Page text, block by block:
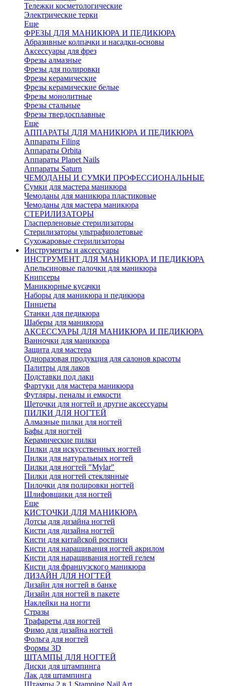
Тележки косметологические
Электрические терки
Еще
ФРЕЗЫ ДЛЯ МАНИКЮРА И ПЕДИКЮРА
Абразивные колпачки и насадки-основы
Аксессуары для фрез
Фрезы алмазные
Фрезы для полировки
Фрезы керамические
Фрезы керамические белые
Фрезы монолитные
Фрезы стальные
Фрезы твердосплавные
Еще
АППАРАТЫ ДЛЯ МАНИКЮРА И ПЕДИКЮРА
Аппараты Filing
Аппараты Orbita
Аппараты Planet Nails
Аппараты Saturn
ЧЕМОДАНЫ И СУМКИ ПРОФЕССИОНАЛЬНЫЕ
Сумки для мастера маникюра
Чемоданы для маникюра пластиковые
Чемоданы для мастера маникюра
СТЕРИЛИЗАТОРЫ
Гласперленовые стерилизаторы
Стерилизаторы ультрафиолетовые
Сухожаровые стерилизаторы
Инструменты и аксессуары
ИНСТРУМЕНТ ДЛЯ МАНИКЮРА И ПЕДИКЮРА
Апельсиновые палочки для маникюра
Книпсеры
Маникюрные кусачки
Наборы для маникюра и педикюра
Пинцеты
Станки для педикюра
Шаберы для маникюра
АКСЕССУАРЫ ДЛЯ МАНИКЮРА И ПЕДИКЮРА
Ванночки для маникюра
Защита для мастера
Одноразовая продукция для салонов красоты
Палитры для лаков
Подставки под лаки
Фартуки для мастера маникюра
Футляры, пеналы и емкости
Щеточки для ногтей и другие аксессуары
ПИЛКИ ДЛЯ НОГТЕЙ
Алмазные пилки для ногтей
Бафы для ногтей
Керамические пилки
Пилки для искусственных ногтей
Пилки для натуральных ногтей
Пилки для ногтей "Mylar"
Пилки для ногтей стеклянные
Пилочки для полировки ногтей
Шлифовщики для ногтей
Еще
КИСТОЧКИ ДЛЯ МАНИКЮРА
Дотсы для дизайна ногтей
Кисти для дизайна ногтей
Кисти для китайской росписи
Кисти для наращивания ногтей акрилом
Кисти для наращивания ногтей гелем
Кисти для французского маникюра
ДИЗАЙН ДЛЯ НОГТЕЙ
Дизайн для ногтей в банке
Дизайн для ногтей в пакете
Наклейки на ногти
Стразы
Трафареты для ногтей
Фимо для дизайна ногтей
Фольга для ногтей
Формы 3D
ШТАМПЫ ДЛЯ НОГТЕЙ
Диски для штампинга
Лак для штампинга
Штампы 2 в 1 Stamping Nail Art